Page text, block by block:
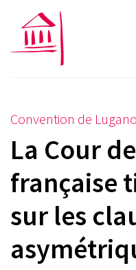
Convention de Lugano
La Cour
française
sur les